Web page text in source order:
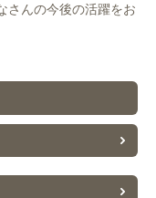
さんの今後の活躍をお